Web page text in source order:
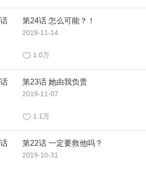
第24话 怎么可能？！
2019-11-14
1.0万
第23话 她由我负责
2019-11-07
1.1万
第22话 一定要救他吗？
2019-10-31